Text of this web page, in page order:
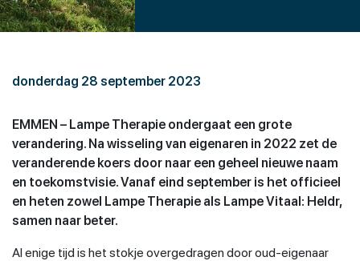
donderdag 28 september 2023
EMMEN – Lampe Therapie ondergaat een grote
verandering. Na wisseling van eigenaren in 2022 zet de
veranderende koers door naar een geheel nieuwe naam
en toekomstvisie. Vanaf eind september is het officieel
en heten zowel Lampe Therapie als Lampe Vitaal: Heldr,
samen naar beter.
Al enige tijd is het stokje overgedragen door oud-eigenaar